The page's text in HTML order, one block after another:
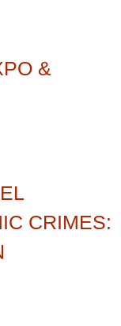
&
CRIMES: